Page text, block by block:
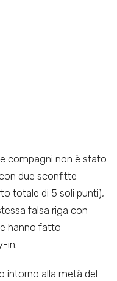
e compagni non è stato
due sconfitte
totale di 5 soli punti),
falsa riga con
hanno fatto
in.
intorno alla metà del